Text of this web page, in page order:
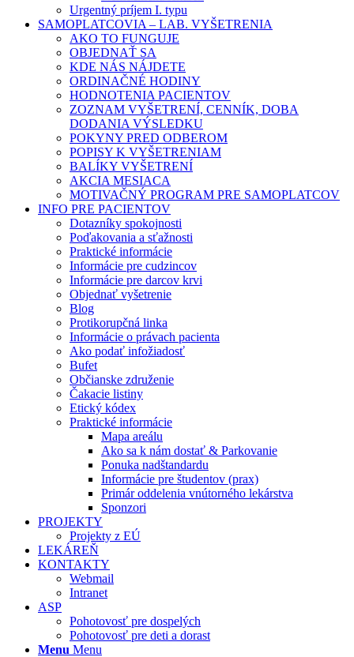
Urgentný príjem I. typu
SAMOPLATCOVIA – LAB. VYŠETRENIA
AKO TO FUNGUJE
OBJEDNAŤ SA
KDE NÁS NÁJDETE
ORDINAČNÉ HODINY
HODNOTENIA PACIENTOV
ZOZNAM VYŠETRENÍ, CENNÍK, DOBA
DODANIA VÝSLEDKU
POKYNY PRED ODBEROM
POPISY K VYŠETRENIAM
BALÍKY VYŠETRENÍ
AKCIA MESIACA
MOTIVAČNÝ PROGRAM PRE SAMOPLATCOV
INFO PRE PACIENTOV
Dotazníky spokojnosti
Poďakovania a sťažnosti
Praktické informácie
Informácie pre cudzincov
Informácie pre darcov krvi
Objednať vyšetrenie
Blog
Protikorupčná linka
Informácie o právach pacienta
Ako podať infožiadosť
Bufet
Občianske združenie
Čakacie listiny
Etický kódex
Praktické informácie
Mapa areálu
Ako sa k nám dostať & Parkovanie
Ponuka nadštandardu
Informácie pre študentov (prax)
Primár oddelenia vnútorného lekárstva
Sponzori
PROJEKTY
Projekty z EÚ
LEKÁREŇ
KONTAKTY
Webmail
Intranet
ASP
Pohotovosť pre dospelých
Pohotovosť pre deti a dorast
Menu Menu